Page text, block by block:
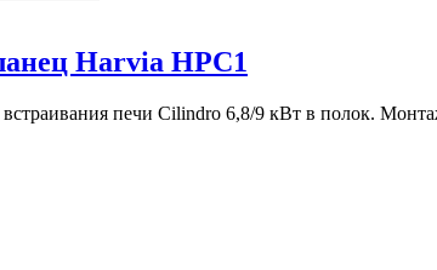
Harvia HPC1
печи Cilindro 6,8/9 кВт в полок.